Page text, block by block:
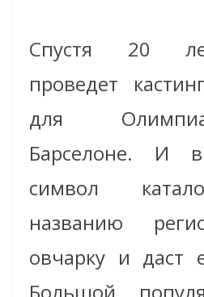
Спустя 20
проведет
для
Барселоне. И
символ
названию
овчарку и даст
Большой